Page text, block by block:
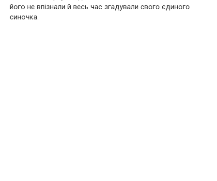
його не впізнали й весь час згадували свого єдиного
синочка.